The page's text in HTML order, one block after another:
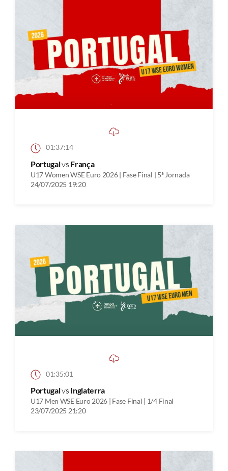
01:37:14
Portugalvs França
U17 Women WSE Euro 2026 | Fase Final | 5ª Jornada
24/07/2025 19:20
01:35:01
Portugalvs Inglaterra
U17 Men WSE Euro 2026 | Fase Final | 1/4 Final
23/07/2025 21:20